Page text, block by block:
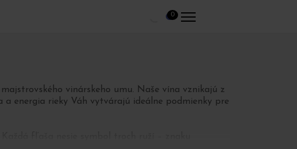
0
vinárskeho umu. Naše vína vznikajú z
a energia rieky Váh vytvárajú ideálne podmienky pre